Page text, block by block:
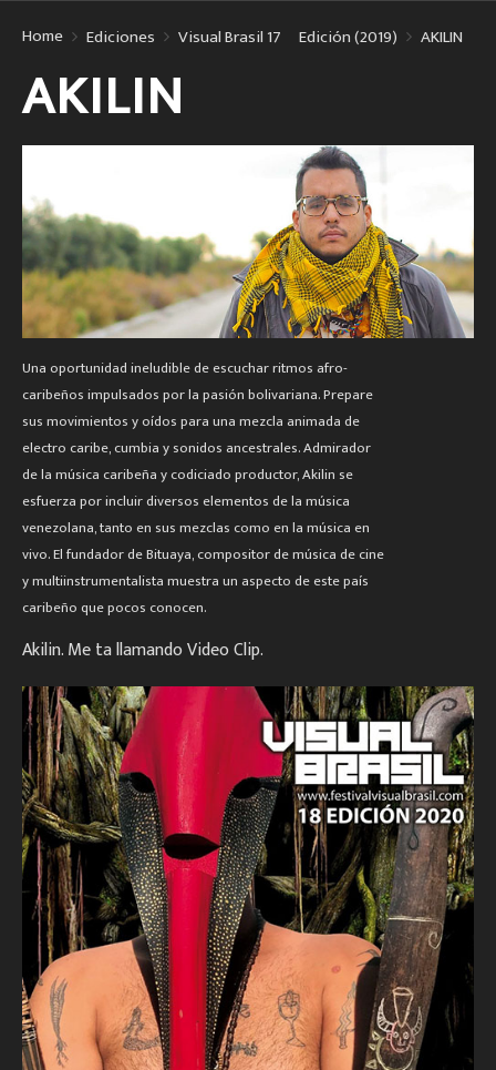
Home Ediciones Visual Brasil 17º Edición (2019) AKILIN
AKILIN
Una oportunidad ineludible de escuchar ritmos afro-
caribeños impulsados por la pasión bolivariana. Prepare
sus movimientos y oídos para una mezcla animada de
electro caribe, cumbia y sonidos ancestrales. Admirador
de la música caribeña y codiciado productor, Akilin se
esfuerza por incluir diversos elementos de la música
venezolana, tanto en sus mezclas como en la música en
vivo. El fundador de Bituaya, compositor de música de cine
y multiinstrumentalista muestra un aspecto de este país
caribeño que pocos conocen.
Akilin. Me ta llamando Video Clip.